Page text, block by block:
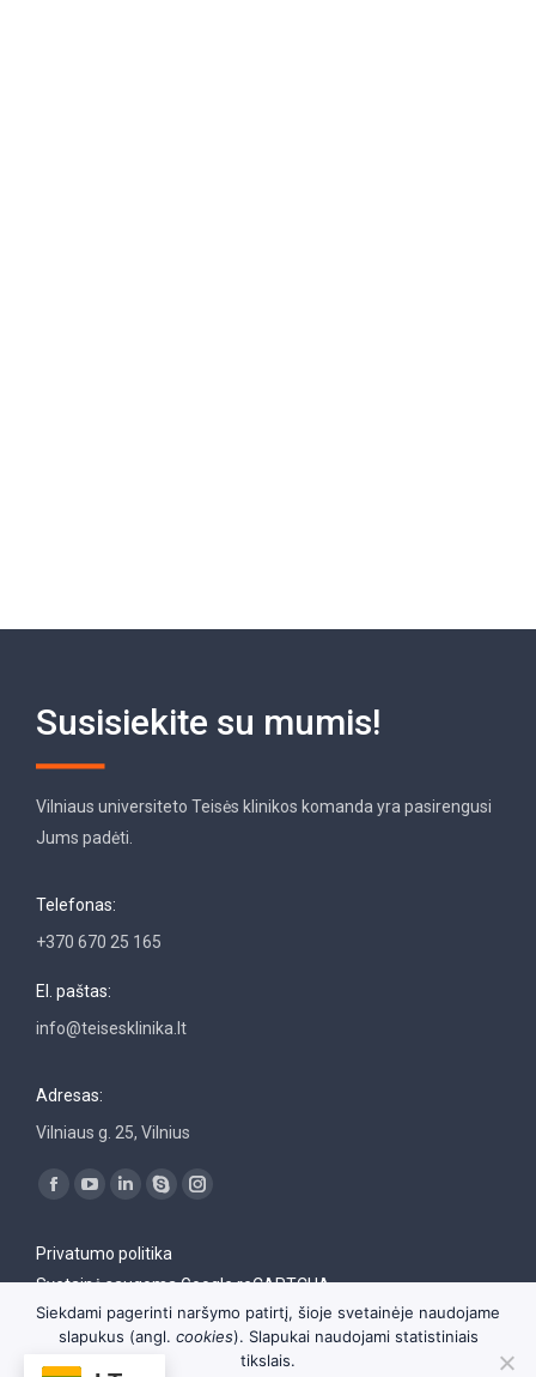
Susisiekite su mumis!
Vilniaus universiteto Teisės klinikos komanda yra pasirengusi
Jums padėti.
Telefonas:
+370 670 25 165
El. paštas:
info@teisesklinika.lt
Adresas:
Vilniaus g. 25, Vilnius
Find us on:
opens
new
opens
new
Linkedin
opens
new
Skype
opens
new
Instagram
new
window
Privatumo politika
Svetainė saugoma Google reCAPTCHA
Siekdami pagerinti naršymo patirtį, šioje svetainėje naudojame
slapukus (angl. cookies). Slapukai naudojami statistiniais
tikslais.